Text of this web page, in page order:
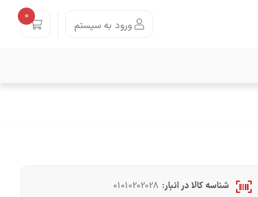
ورود به سیستم
0
شناسه کالا در انبار: 01010202028